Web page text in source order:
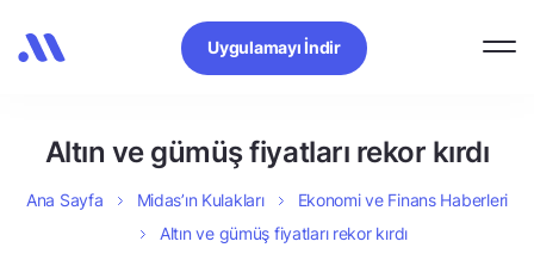
Uygulamayı İndir
Altın ve gümüş fiyatları rekor kırdı
Ana Sayfa Midas’ın Kulakları
Ekonomi ve Finans Haberleri
Altın ve gümüş fiyatları rekor kırdı